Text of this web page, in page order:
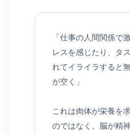
「仕事の人間関係で
レスを感じたり、タ
れてイライラすると
が空く」
これは肉体が栄養を
のではなく、脳が精